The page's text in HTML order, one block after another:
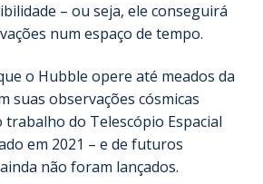
– ou seja, ele conseguirá
num espaço de tempo.
o Hubble opere até meados da
suas observações cósmicas
do Telescópio Espacial
em 2021 – e de futuros
não foram lançados.